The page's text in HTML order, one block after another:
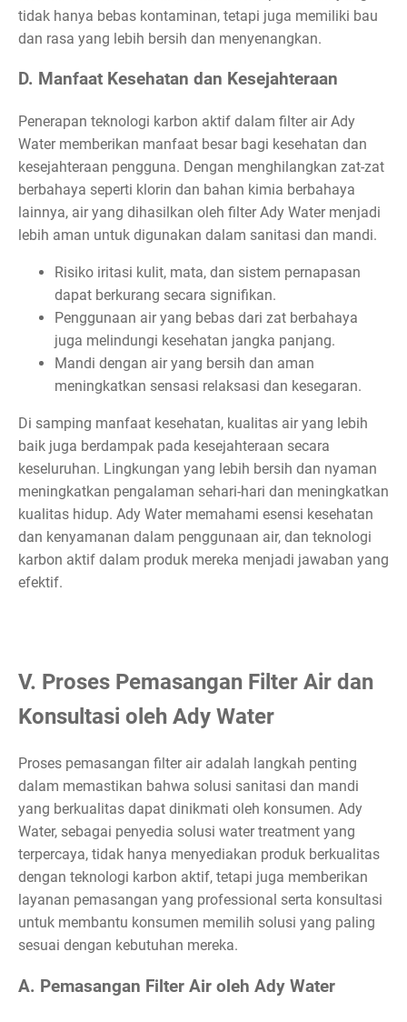
tidak hanya bebas kontaminan, tetapi juga memiliki bau
dan rasa yang lebih bersih dan menyenangkan.
D. Manfaat Kesehatan dan Kesejahteraan
Penerapan teknologi karbon aktif dalam filter air Ady
Water memberikan manfaat besar bagi kesehatan dan
kesejahteraan pengguna. Dengan menghilangkan zat-zat
berbahaya seperti klorin dan bahan kimia berbahaya
lainnya, air yang dihasilkan oleh filter Ady Water menjadi
lebih aman untuk digunakan dalam sanitasi dan mandi.
Risiko iritasi kulit, mata, dan sistem pernapasan
dapat berkurang secara signifikan.
Penggunaan air yang bebas dari zat berbahaya
juga melindungi kesehatan jangka panjang.
Mandi dengan air yang bersih dan aman
meningkatkan sensasi relaksasi dan kesegaran.
Di samping manfaat kesehatan, kualitas air yang lebih
baik juga berdampak pada kesejahteraan secara
keseluruhan. Lingkungan yang lebih bersih dan nyaman
meningkatkan pengalaman sehari-hari dan meningkatkan
kualitas hidup. Ady Water memahami esensi kesehatan
dan kenyamanan dalam penggunaan air, dan teknologi
karbon aktif dalam produk mereka menjadi jawaban yang
efektif.
V. Proses Pemasangan Filter Air dan
Konsultasi oleh Ady Water
Proses pemasangan filter air adalah langkah penting
dalam memastikan bahwa solusi sanitasi dan mandi
yang berkualitas dapat dinikmati oleh konsumen. Ady
Water, sebagai penyedia solusi water treatment yang
terpercaya, tidak hanya menyediakan produk berkualitas
dengan teknologi karbon aktif, tetapi juga memberikan
layanan pemasangan yang professional serta konsultasi
untuk membantu konsumen memilih solusi yang paling
sesuai dengan kebutuhan mereka.
A. Pemasangan Filter Air oleh Ady Water